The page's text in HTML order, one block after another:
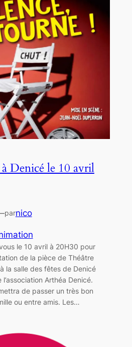
Denicé le 10 avril
parnico
le 10 avril à 20H30 pour
de la pièce de Théâtre
la salle des fêtes de Denicé
Arthéa Denicé.
de passer un très bon
ou entre amis. Les…